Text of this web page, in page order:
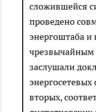
сложившейся
проведено
энергоштаба и
заслушали
вторых,